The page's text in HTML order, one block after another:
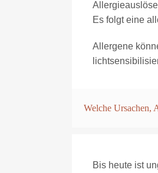
Es folgt eine
Allergene
Welche Ursachen,
Bis heute ist